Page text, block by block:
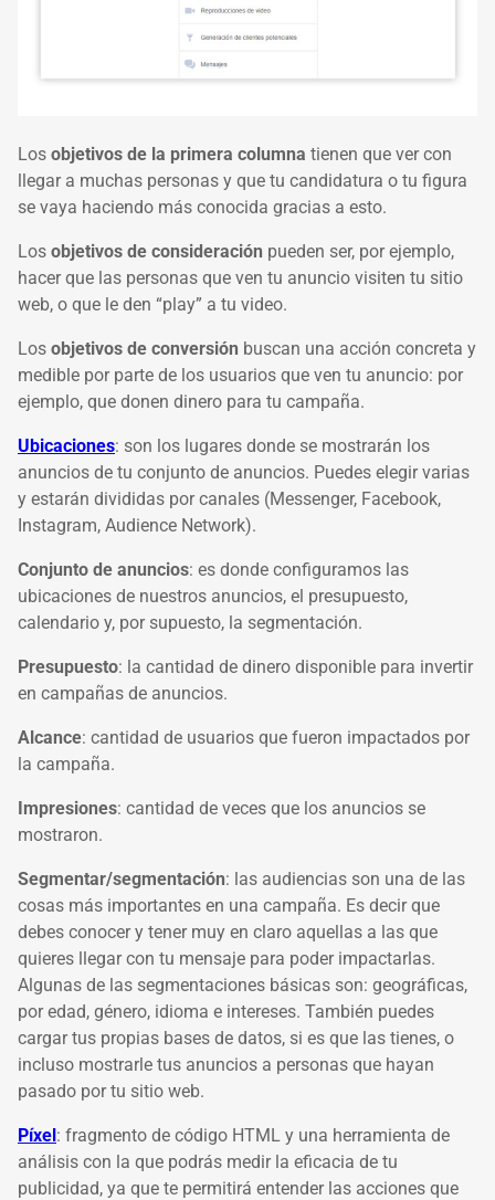
Los objetivos de la primera columna tienen que ver con
llegar a muchas personas y que tu candidatura o tu figura
se vaya haciendo más conocida gracias a esto.
Los objetivos de consideración pueden ser, por ejemplo,
hacer que las personas que ven tu anuncio visiten tu sitio
web, o que le den “play” a tu video.
Los objetivos de conversión buscan una acción concreta y
medible por parte de los usuarios que ven tu anuncio: por
ejemplo, que donen dinero para tu campaña.
Ubicaciones: son los lugares donde se mostrarán los
anuncios de tu conjunto de anuncios. Puedes elegir varias
y estarán divididas por canales (Messenger, Facebook,
Instagram, Audience Network).
Conjunto de anuncios: es donde configuramos las
ubicaciones de nuestros anuncios, el presupuesto,
calendario y, por supuesto, la segmentación.
Presupuesto: la cantidad de dinero disponible para invertir
en campañas de anuncios.
Alcance: cantidad de usuarios que fueron impactados por
la campaña.
Impresiones: cantidad de veces que los anuncios se
mostraron.
Segmentar/segmentación: las audiencias son una de las
cosas más importantes en una campaña. Es decir que
debes conocer y tener muy en claro aquellas a las que
quieres llegar con tu mensaje para poder impactarlas.
Algunas de las segmentaciones básicas son: geográficas,
por edad, género, idioma e intereses. También puedes
cargar tus propias bases de datos, si es que las tienes, o
incluso mostrarle tus anuncios a personas que hayan
pasado por tu sitio web.
Píxel: fragmento de código HTML y una herramienta de
análisis con la que podrás medir la eficacia de tu
publicidad, ya que te permitirá entender las acciones que